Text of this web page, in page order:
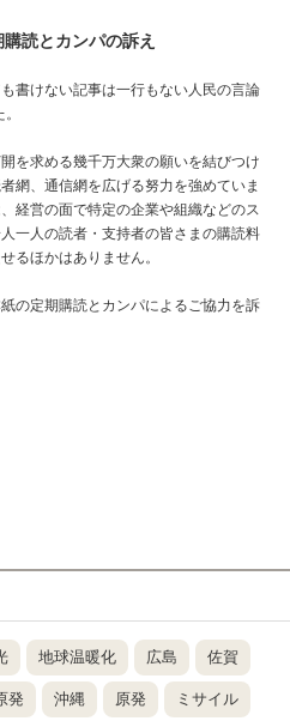
読とカンパの訴え
書けない記事は一行もない人民の言論
を求める幾千万大衆の願いを結びつけ
網、通信網を広げる努力を強めていま
経営の面で特定の企業や組織などのス
一人の読者・支持者の皆さまの購読料
るほかはありません。
の定期購読とカンパによるご協力を訴
地球温暖化 広島 佐賀
発 沖縄 原発 ミサイル